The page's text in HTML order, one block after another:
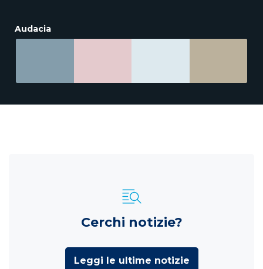
Audacia
Cerchi notizie?
Leggi le ultime notizie